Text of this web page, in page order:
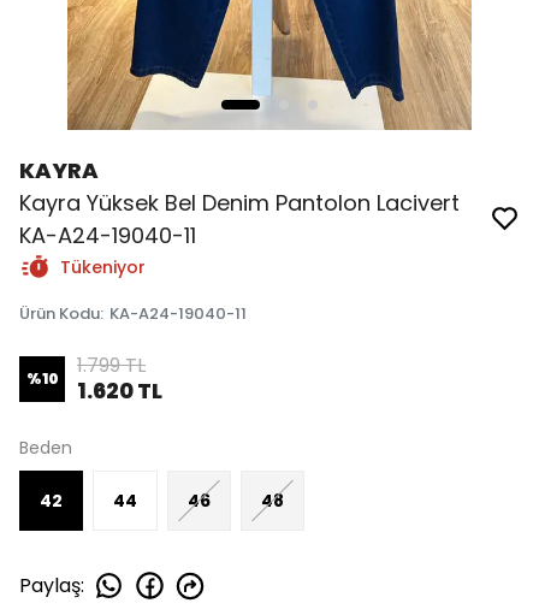
KAYRA
Kayra Yüksek Bel Denim Pantolon Lacivert
KA-A24-19040-11
Tükeniyor
Ürün Kodu: KA-A24-19040-11
%10 1.799 TL
1.620 TL
Beden
42 44 46 48
Paylaş: